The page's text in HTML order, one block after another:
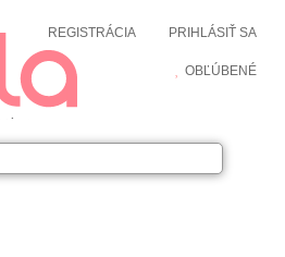
PRIHLÁSIŤ SA
REGISTRÁCIA
OBĽÚBENÉ